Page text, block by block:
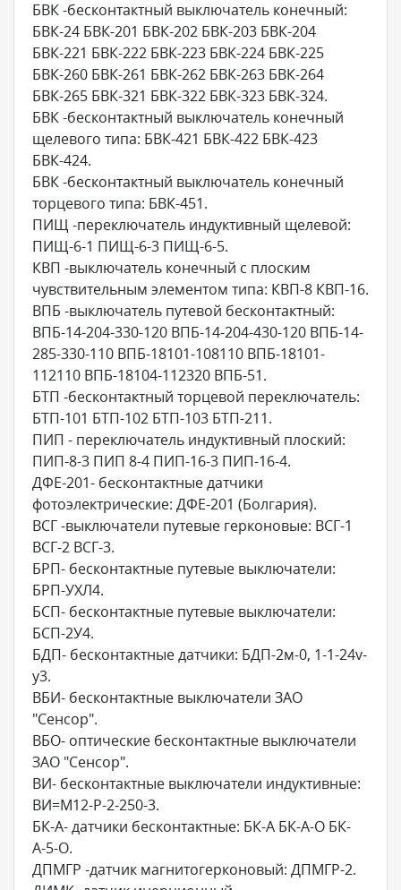
БВК -бесконтактный выключатель конечный:
БВК-24 БВК-201 БВК-202 БВК-203 БВК-204
БВК-221 БВК-222 БВК-223 БВК-224 БВК-225
БВК-260 БВК-261 БВК-262 БВК-263 БВК-264
БВК-265 БВК-321 БВК-322 БВК-323 БВК-324.
БВК -бесконтактный выключатель конечный
щелевого типа: БВК-421 БВК-422 БВК-423
БВК-424.
БВК -бесконтактный выключатель конечный
торцевого типа: БВК-451.
ПИЩ -переключатель индуктивный щелевой:
ПИЩ-6-1 ПИЩ-6-3 ПИЩ-6-5.
КВП -выключатель конечный с плоским
чувствительным элементом типа: КВП-8 КВП-16.
ВПБ -выключатель путевой бесконтактный:
ВПБ-14-204-330-120 ВПБ-14-204-430-120 ВПБ-14-
285-330-110 ВПБ-18101-108110 ВПБ-18101-
112110 ВПБ-18104-112320 ВПБ-51.
БТП -бесконтактный торцевой переключатель:
БТП-101 БТП-102 БТП-103 БТП-211.
ПИП - переключатель индуктивный плоский:
ПИП-8-3 ПИП 8-4 ПИП-16-3 ПИП-16-4.
ДФЕ-201- бесконтактные датчики
фотоэлектрические: ДФЕ-201 (Болгария).
ВСГ -выключатели путевые герконовые: ВСГ-1
ВСГ-2 ВСГ-3.
БРП- бесконтактные путевые выключатели:
БРП-УХЛ4.
БСП- бесконтактные путевые выключатели:
БСП-2У4.
БДП- бесконтактные датчики: БДП-2м-0, 1-1-24v-
у3.
ВБИ- бесконтактные выключатели ЗАО
"Сенсор".
ВБО- оптические бесконтактные выключатели
ЗАО "Сенсор".
ВИ- бесконтактные выключатели индуктивные:
ВИ=М12-Р-2-250-3.
БК-А- датчики бесконтактные: БК-А БК-А-О БК-
А-5-О.
ДПМГР -датчик магнитогерконовый: ДПМГР-2.